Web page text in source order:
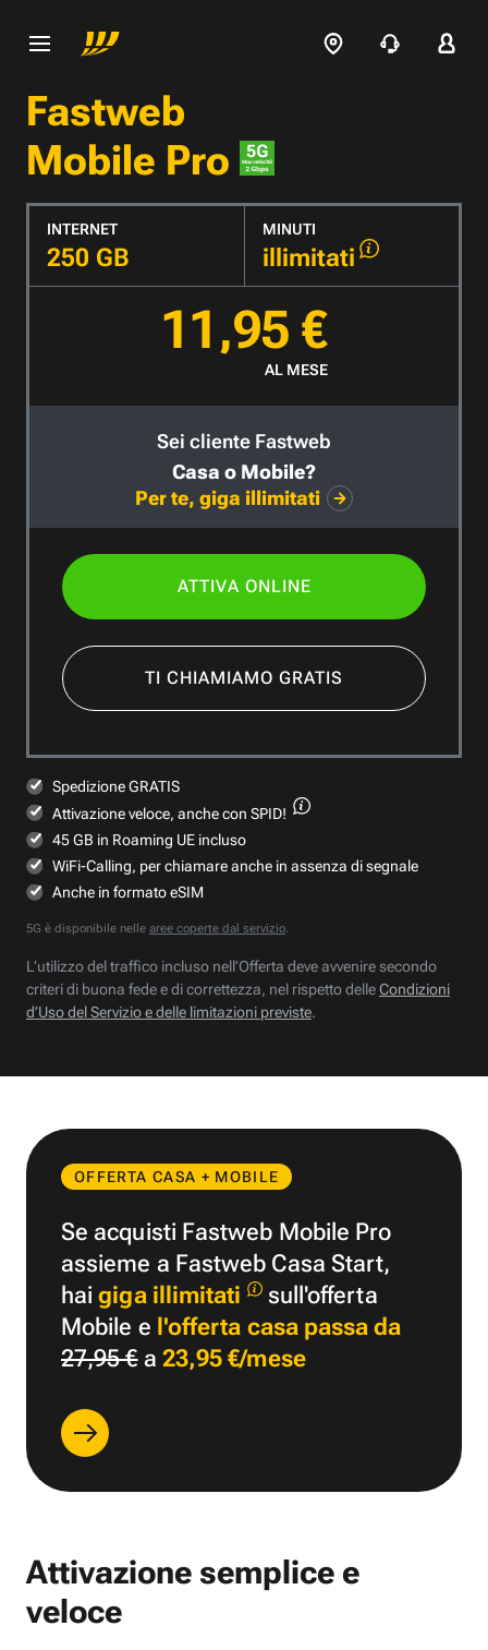
Fastweb
Mobile Pro
INTERNET
250 GB
MINUTI
illimitati
11,95 €
AL MESE
Sei cliente Fastweb
Casa o Mobile?
Per te, giga illimitati
ATTIVA ONLINE
TI CHIAMIAMO GRATIS
Spedizione GRATIS
Attivazione veloce, anche con SPID!
45 GB in Roaming UE incluso
WiFi-Calling, per chiamare anche in assenza di segnale
Anche in formato eSIM
5G è disponibile nelle aree coperte dal servizio.
L’utilizzo del traffico incluso nell’Offerta deve avvenire secondo
criteri di buona fede e di correttezza, nel rispetto delleCondizioni
d’Uso del Servizio e delle limitazioni previste.
OFFERTA CASA + MOBILE
Se acquisti Fastweb Mobile Pro
assieme a Fastweb Casa Start,
haigiga illimitati
sull'offerta
Mobile e l'offerta casa passa da
27,95 €a 23,95 €/mese
Attivazione semplice e
veloce